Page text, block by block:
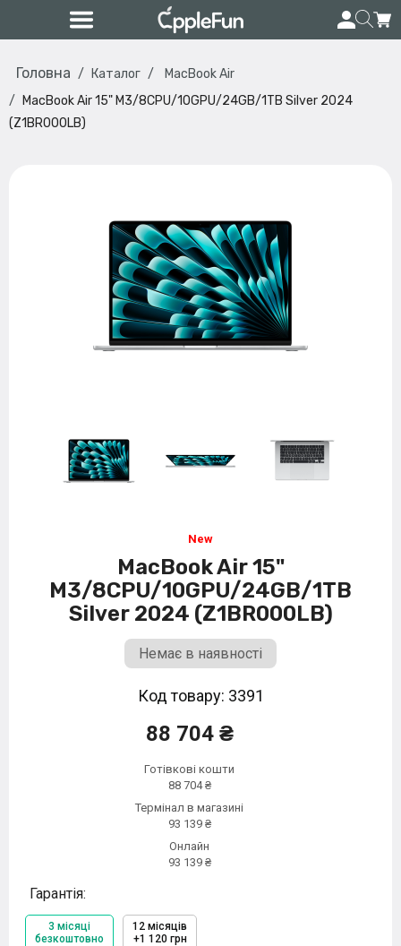
Головна Каталог
MacBook Air
MacBook Air 15" M3/8CPU/10GPU/24GB/1TB Silver 2024
(Z1BR000LB)
MacBook Air 15"
M3/8CPU/10GPU/24GB/1TB
Silver 2024 (Z1BR000LB)
Немає в наявності
Код товару: 3391
88 704 ₴
Готівкові кошти
88 704 ₴
Термінал в магазині
93 139 ₴
Онлайн
93 139 ₴
Гарантія:
3 місяці
безкоштовно
12 місяців
+1 120 грн